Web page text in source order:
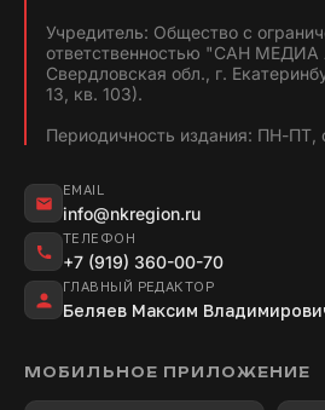
Учредитель: Общество с
ответственностью "САН
Свердловская обл., г.
13, кв. 103).
Периодичность издания: ПН-ПТ,
EMAIL
info@nkregion.ru
ТЕЛЕФОН
+7 (919) 360-00-70
ГЛАВНЫЙ РЕДАКТОР
Беляев Максим
МОБИЛЬНОЕ ПРИЛОЖЕНИЕ